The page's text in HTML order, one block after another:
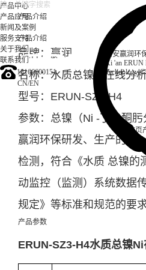
西安赢润环
Xi 'an ERUN
Technology
首页
产品中心
产品应用
新闻及案例
服务支持
关于我们
联系我们
18166600151
CN/EN
产品介绍
产品介绍
品牌：赢润
名称：水质总镍Ni在线分
型号：ERUN-SZ3-H4
参数：总镍 （Ni -丁二酮肟
赢润环保研发、生产的
检测，符合《水质 总镍的
动监控（监测）系统数据
规定》等标准和规范的要求
产品参数
ERUN-SZ3-H4水质总镍Ni